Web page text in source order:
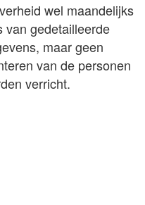
wel maandelijks
van gedetailleerde
maar geen
van de personen
verricht.